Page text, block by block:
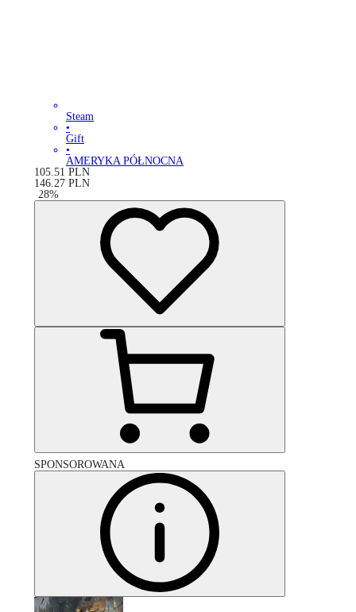
Steam
•
Gift
•
AMERYKA PÓŁNOCNA
105.51 PLN
146.27 PLN
-28%
SPONSOROWANA